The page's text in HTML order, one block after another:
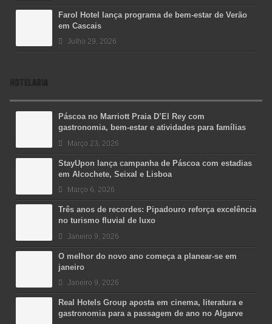
Farol Hotel lança programa de bem-estar de Verão
em Cascais
Julho 29, 2026
HOTELARIA
Páscoa no Marriott Praia D’El Rey com
gastronomia, bem-estar e atividades para famílias
Março 23, 2026
StayUpon lança campanha de Páscoa com estadias
em Alcochete, Seixal e Lisboa
Março 6, 2026
Três anos de recordes: Pipadouro reforça excelência
no turismo fluvial de luxo
Janeiro 9, 2026
O melhor do novo ano começa a planear-se em
janeiro
Janeiro 9, 2026
Real Hotels Group aposta em cinema, literatura e
gastronomia para a passagem de ano no Algarve